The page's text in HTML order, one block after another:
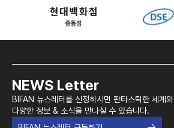
NEWS Letter
BIFAN 뉴스레터를 신청하시면 판타스틱한 세계와
다양한 정보 & 소식을 만나실 수 있습니다.